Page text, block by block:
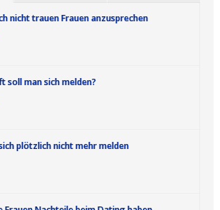
nicht trauen Frauen anzusprechen
soll man sich melden?
plötzlich nicht mehr melden